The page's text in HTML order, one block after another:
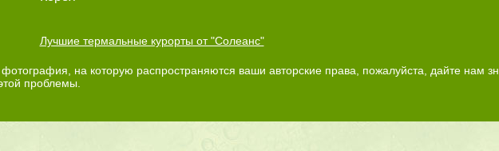
Лучшие термальные курорты от "Солеанс"
на которую распространяются ваши авторские права, пожалуйста, дайте нам
проблемы.